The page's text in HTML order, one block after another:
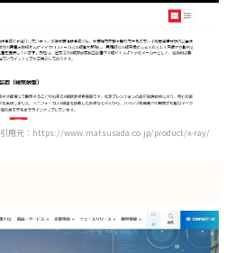
引用元：https://www.matsusada.co.jp/product/x-ray/